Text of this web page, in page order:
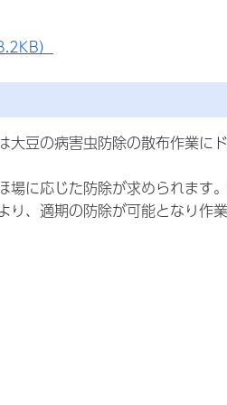
）
豆の病害虫防除の散布作業に
に応じた防除が求められます
、適期の防除が可能となり作